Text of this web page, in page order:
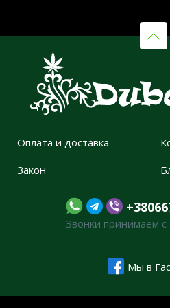
Оплата и доставка
Закон
Звонки принимаем
Мы в